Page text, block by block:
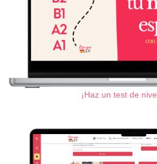
¡Haz un test de nivel